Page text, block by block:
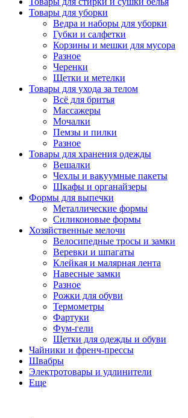
Товары для уборки
Ведра и наборы для уборки
Губки и салфетки
Корзины и мешки для мусора
Разное
Черенки
Щетки и метелки
Товары для ухода за телом
Всё для бритья
Массажеры
Мочалки
Пемзы и пилки
Разное
Товары для хранения одежды
Вешалки
Чехлы и вакуумные пакеты
Шкафы и органайзеры
Формы для выпечки
Металлические формы
Силиконовые формы
Хозяйственные мелочи
Велосипедные тросы и замки
Веревки и шпагаты
Клейкая и малярная лента
Навесные замки
Разное
Рожки для обуви
Термометры
Фартуки
Фум-гели
Щетки для одежды и обуви
Чайники и френч-прессы
Швабры
Электротовары и удлинители
Еще